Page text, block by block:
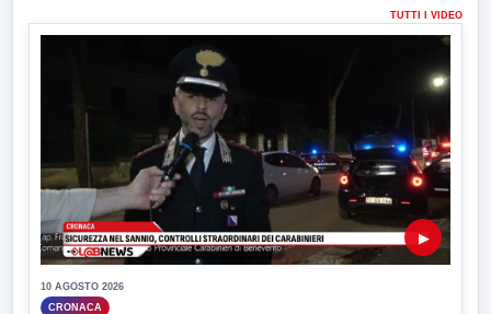
TUTTI I VIDEO
▶
10 AGOSTO 2026
CRONACA